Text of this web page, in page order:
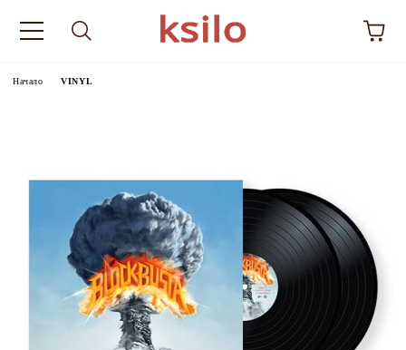
Начало VINYL